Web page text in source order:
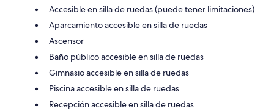
Accesible en silla de ruedas (puede tener limitaciones)
Aparcamiento accesible en silla de ruedas
Ascensor
Baño público accesible en silla de ruedas
Gimnasio accesible en silla de ruedas
Piscina accesible en silla de ruedas
Recepción accesible en silla de ruedas